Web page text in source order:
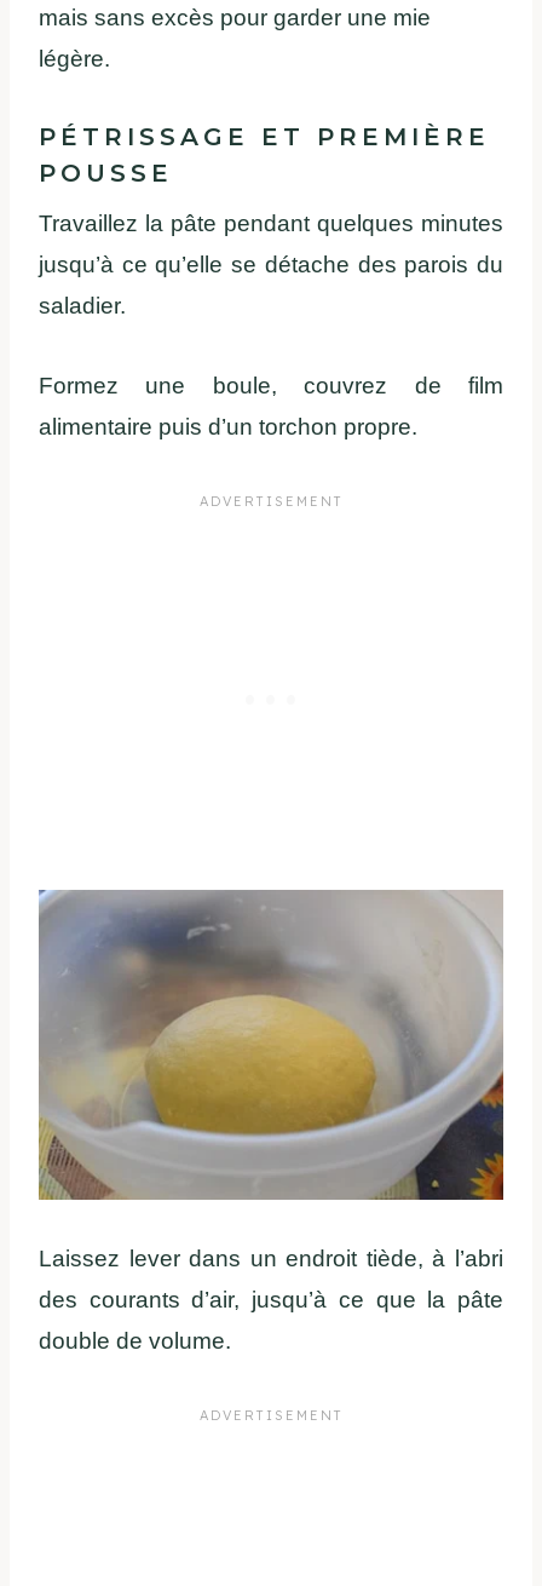
mais sans excès pour garder une mie
légère.
PÉTRISSAGE ET PREMIÈRE
POUSSE
Travaillez la pâte pendant quelques minutes
jusqu’à ce qu’elle se détache des parois du
saladier.
Formez une boule, couvrez de film
alimentaire puis d’un torchon propre.
Laissez lever dans un endroit tiède, à l’abri
des courants d’air, jusqu’à ce que la pâte
double de volume.